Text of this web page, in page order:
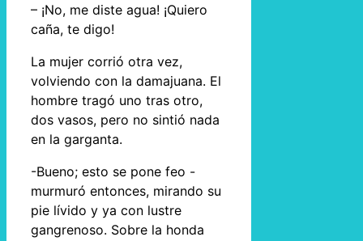
– ¡No, me diste agua! ¡Quiero
caña, te digo!
La mujer corrió otra vez,
volviendo con la damajuana. El
hombre tragó uno tras otro,
dos vasos, pero no sintió nada
en la garganta.
-Bueno; esto se pone feo -
murmuró entonces, mirando su
pie lívido y ya con lustre
gangrenoso. Sobre la honda